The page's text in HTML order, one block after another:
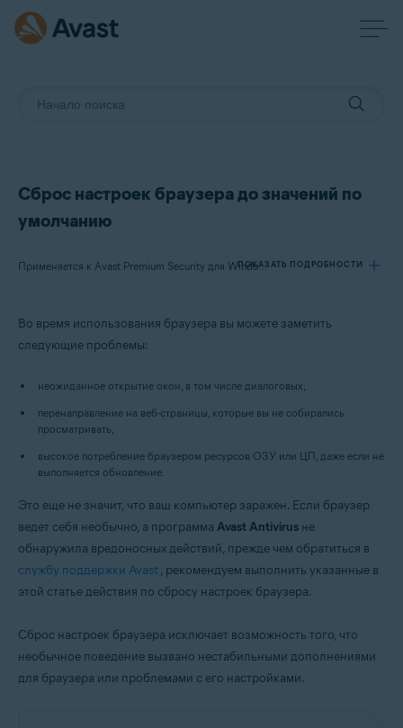
Сброс настроек браузера до значений по
умолчанию
Применяется к Avast Premium Security для Windows, Avast Free Antivirus для Windows
ПОКАЗАТЬ ПОДРОБНОСТИ
Продукты:
Операционные системы:
Microsoft Windows 11 Home / Pro / Enterprise / Education
Microsoft Windows 10 Home / Pro / Enterprise / Education — 32- или 64-
разрядная версия
Microsoft Windows 8 / Pro / Enterprise — 32- или 64-разрядная версия
Enterprise / Ultimate — SP 2, 32- или 64-разрядная версия
Во время использования браузера вы можете заметить
следующие проблемы:
неожиданное открытие окон, в том числе диалоговых;
перенаправление на веб-страницы, которые вы не собирались
просматривать;
высокое потребление браузером ресурсов ОЗУ или ЦП, даже если не
выполняется обновление.
Это еще не значит, что ваш компьютер заражен. Если браузер
ведет себя необычно, а программа Avast Antivirus не
обнаружила вредоносных действий, прежде чем обратиться в
службу поддержки Avast, рекомендуем выполнить указанные в
этой статье действия по сбросу настроек браузера.
Сброс настроек браузера исключает возможность того, что
необычное поведение вызвано нестабильными дополнениями
для браузера или проблемами с его настройками.